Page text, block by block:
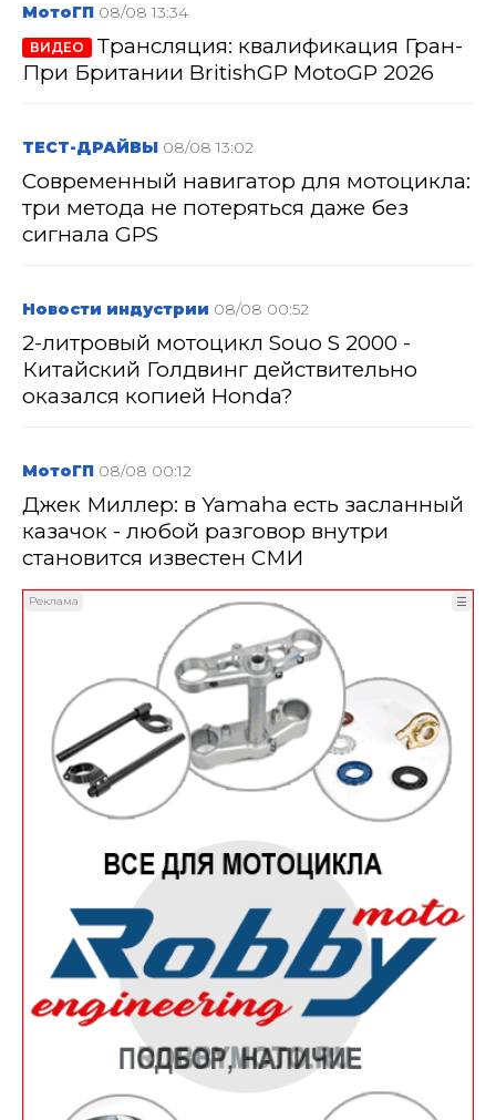
МотоГП 08/08 13:34
ВИДЕО
Трансляция: квалификация Гран-
При Британии BritishGP MotoGP 2026
ТЕСТ-ДРАЙВЫ 08/08 13:02
Современный навигатор для мотоцикла:
три метода не потеряться даже без
сигнала GPS
Новости индустрии 08/08 00:52
2-литровый мотоцикл Souo S 2000 -
Китайский Голдвинг действительно
оказался копией Honda?
МотоГП 08/08 00:12
Джек Миллер: в Yamaha есть засланный
казачок - любой разговор внутри
становится известен СМИ
Реклама ☰